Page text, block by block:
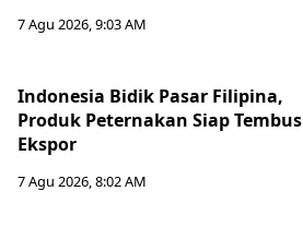
7 Agu 2026, 9:03 AM
Indonesia Bidik Pasar Filipina,
Produk Peternakan Siap Tembus
Ekspor
7 Agu 2026, 8:02 AM